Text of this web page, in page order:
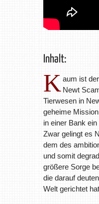
Inhalt:
Kaum ist
Newt
Tierwesen in
geheime
in einer Bank
Zwar gelingt es
dem des
und somit
größere Sorge
die darauf
Welt gerichtet